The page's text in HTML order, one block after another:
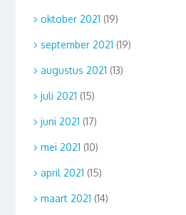
oktober 2021 (19)
september 2021 (19)
augustus 2021 (13)
juli 2021 (15)
juni 2021 (17)
mei 2021 (10)
april 2021 (15)
maart 2021 (14)